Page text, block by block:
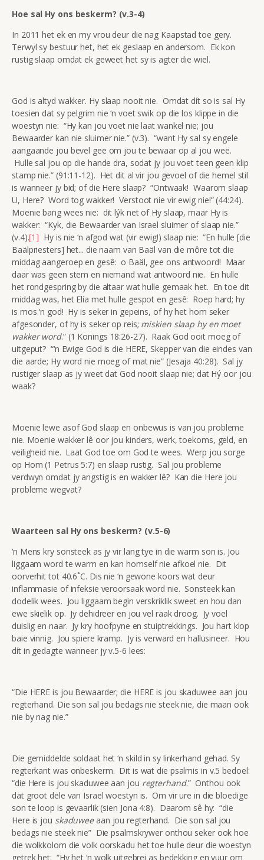
Hoe sal Hy ons beskerm? (v.3-4)
In 2011 het ek en my vrou deur die nag Kaapstad toe gery.
Terwyl sy bestuur het, het ek geslaap en andersom. Ek kon
rustig slaap omdat ek geweet het sy is agter die wiel.
God is altyd wakker. Hy slaap nooit nie. Omdat dít so is sal Hy
toesien dat sy pelgrim nie ‘n voet swik op die los klippe in die
woestyn nie: “Hy kan jou voet nie laat wankel nie; jou
Bewaarder kan nie sluimer nie.” (v.3). “want Hy sal sy engele
aangaande jou bevel gee om jou te bewaar op al jou weë.
Hulle sal jou op die hande dra, sodat jy jou voet teen geen klip
stamp nie.” (91:11-12). Het dit al vir jou gevoel of die hemel stil
is wanneer jy bid; of die Here slaap? “Ontwaak! Waarom slaap
U, Here? Word tog wakker! Verstoot nie vir ewig nie!” (44:24).
Moenie bang wees nie: dit lýk net of Hy slaap, maar Hy is
wakker: “Kyk, die Bewaarder van Israel sluimer of slaap nie.”
(v.4).[1] Hy is nie ‘n afgod wat (vir ewig!) slaap nie: “En hulle [die
Baälpriesters] het... die naam van Baäl van die môre tot die
middag aangeroep en gesê: o Baäl, gee ons antwoord! Maar
daar was geen stem en niemand wat antwoord nie. En hulle
het rondgespring by die altaar wat hulle gemaak het. En toe dit
middag was, het Elía met hulle gespot en gesê: Roep hard; hy
is mos ‘n god! Hy is seker in gepeins, of hy het hom seker
afgesonder, of hy is seker op reis; miskien slaap hy en moet
wakker word.” (1 Konings 18:26-27). Raak God ooit moeg of
uitgeput? “‘n Ewige God is die HERE, Skepper van die eindes van
die aarde; Hy word nie moeg of mat nie” (Jesaja 40:28). Sal jy
rustiger slaap as jy weet dat God nooit slaap nie; dat Hý oor jou
waak?
Moenie lewe asof God slaap en onbewus is van jou probleme
nie. Moenie wakker lê oor jou kinders, werk, toekoms, geld, en
veiligheid nie. Laat God toe om God te wees. Werp jou sorge
op Hom (1 Petrus 5:7) en slaap rustig. Sal jou probleme
verdwyn omdat jy angstig is en wakker lê? Kan die Here jou
probleme wegvat?
Waarteen sal Hy ons beskerm? (v.5-6)
‘n Mens kry sonsteek as jy vir lang tye in die warm son is. Jou
liggaam word te warm en kan homself nie afkoel nie. Dit
oorverhit tot 40.6˚C. Dis nie ‘n gewone koors wat deur
inflammasie of infeksie veroorsaak word nie. Sonsteek kan
dodelik wees. Jou liggaam begin verskriklik sweet en hou dan
ewe skielik op. Jy dehidreer en jou vel raak droog. Jy voel
duislig en naar. Jy kry hoofpyne en stuiptrekkings. Jou hart klop
baie vinnig. Jou spiere kramp. Jy is verward en hallusineer. Hou
dít in gedagte wanneer jy v.5-6 lees:
“Die HERE is jou Bewaarder; die HERE is jou skaduwee aan jou
regterhand. Die son sal jou bedags nie steek nie, die maan ook
nie by nag nie.”
Die gemiddelde soldaat het ‘n skild in sy linkerhand gehad. Sy
regterkant was onbeskerm. Dit is wat die psalmis in v.5 bedoel:
“die Here is jou skaduwee aan jou regterhand.” Onthou ook
dat groot dele van Israel woestyn is. Om vir ure in die bloedige
son te loop is gevaarlik (sien Jona 4:8). Daarom sê hy: “die
Here is jou skaduweeaan jou regterhand. Die son sal jou
bedags nie steek nie” Die psalmskrywer onthou seker ook hoe
die wolkkolom die volk oorskadu het toe hulle deur die woestyn
getrek het: “Hy het ‘n wolk uitgebrei as bedekking en vuur om